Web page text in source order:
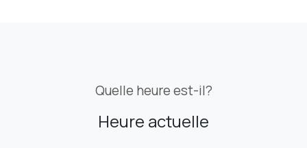
Quelle heure est-il?
Heure actuelle